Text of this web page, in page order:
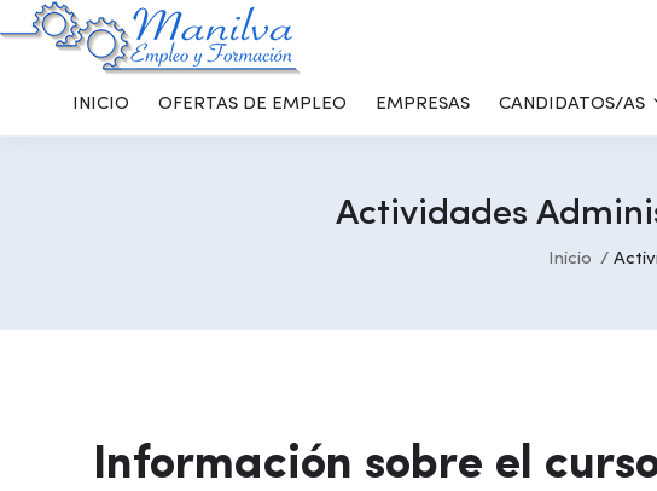
INICIO OFERTAS DE EMPLEO EMPRESAS CANDIDATOS/AS
Actividades
Inicio
Información sobre el